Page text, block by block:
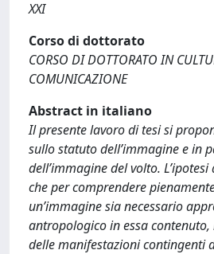
XXI
Corso di dottorato
CORSO DI DOTTORATO IN
COMUNICAZIONE
Abstract in italiano
Il presente lavoro di tesi si
sullo statuto dell’immagine e in
dell’immagine del volto.
che per comprendere
un’immagine sia necessario
antropologico in essa
delle manifestazioni contingenti